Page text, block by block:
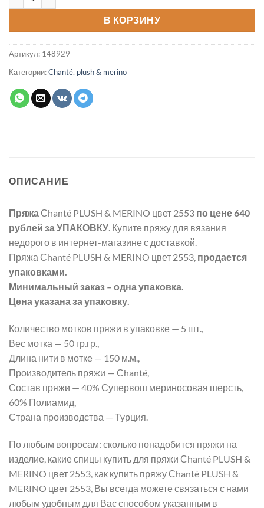
В КОРЗИНУ
Артикул: 148929
Категории:Chanté, plush & merino
ОПИСАНИЕ
Пряжа Сhanté PLUSH & MERINO цвет 2553 по цене 640
рублей за УПАКОВКУ. Купите пряжу для вязания
недорого в интернет-магазине с доставкой.
Пряжа Сhanté PLUSH & MERINO цвет 2553, продается
упаковками.
Минимальный заказ – одна упаковка.
Цена указана за упаковку.
Количество мотков пряжи в упаковке — 5 шт.,
Вес мотка — 50 гр.гр.,
Длина нити в мотке — 150 м.м.,
Производитель пряжи — Сhanté,
Состав пряжи — 40% Супервош мериносовая шерсть,
60% Полиамид,
Страна производства — Турция.
По любым вопросам: сколько понадобится пряжи на
изделие, какие спицы купить для пряжи Сhanté PLUSH &
MERINO цвет 2553, как купить пряжу Сhanté PLUSH &
MERINO цвет 2553, Вы всегда можете связаться с нами
любым удобным для Вас способом указанным в